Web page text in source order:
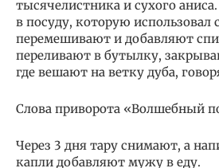
тысячелистника и сухого
в посуду, которую использовал
перемешивают и добавляют
переливают в бутылку,
где вешают на ветку дуба,
Слова приворота «Волшебный
Через 3 дня тару снимают, а
капли добавляют мужу в еду.